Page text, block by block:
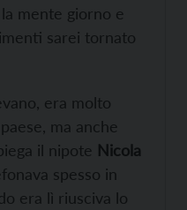
mente giorno e
sarei tornato
era molto
ma anche
il nipote Nicola
spesso in
era lì riusciva lo